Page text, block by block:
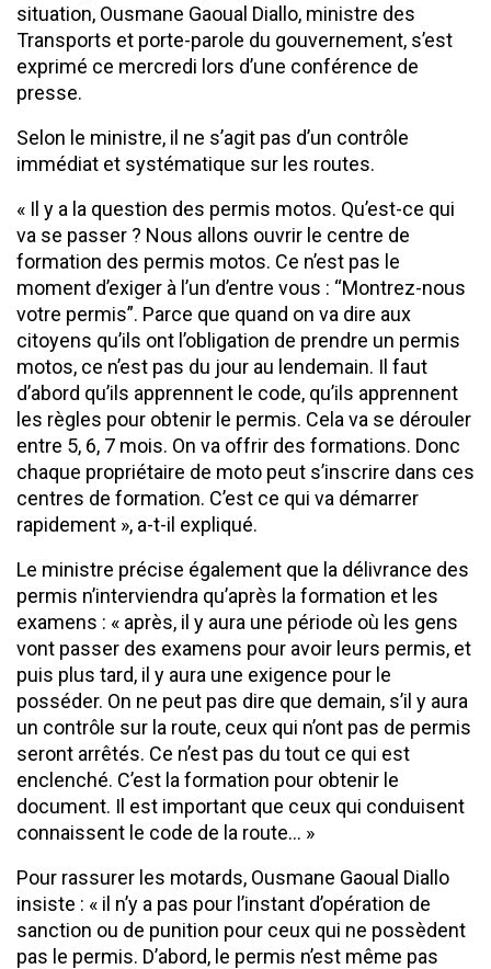
situation, Ousmane Gaoual Diallo, ministre des
Transports et porte-parole du gouvernement, s’est
exprimé ce mercredi lors d’une conférence de
presse.
Selon le ministre, il ne s’agit pas d’un contrôle
immédiat et systématique sur les routes.
« Il y a la question des permis motos. Qu’est-ce qui
va se passer ? Nous allons ouvrir le centre de
formation des permis motos. Ce n’est pas le
moment d’exiger à l’un d’entre vous : “Montrez-nous
votre permis”. Parce que quand on va dire aux
citoyens qu’ils ont l’obligation de prendre un permis
motos, ce n’est pas du jour au lendemain. Il faut
d’abord qu’ils apprennent le code, qu’ils apprennent
les règles pour obtenir le permis. Cela va se dérouler
entre 5, 6, 7 mois. On va offrir des formations. Donc
chaque propriétaire de moto peut s’inscrire dans ces
centres de formation. C’est ce qui va démarrer
rapidement », a-t-il expliqué.
Le ministre précise également que la délivrance des
permis n’interviendra qu’après la formation et les
examens : « après, il y aura une période où les gens
vont passer des examens pour avoir leurs permis, et
puis plus tard, il y aura une exigence pour le
posséder. On ne peut pas dire que demain, s’il y aura
un contrôle sur la route, ceux qui n’ont pas de permis
seront arrêtés. Ce n’est pas du tout ce qui est
enclenché. C’est la formation pour obtenir le
document. Il est important que ceux qui conduisent
connaissent le code de la route… »
Pour rassurer les motards, Ousmane Gaoual Diallo
insiste : « il n’y a pas pour l’instant d’opération de
sanction ou de punition pour ceux qui ne possèdent
pas le permis. D’abord, le permis n’est même pas